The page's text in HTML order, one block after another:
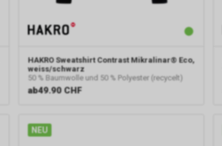
HAKRO Sweatshirt Contrast Mikralinar® Eco,
weiss/schwarz
50 % Baumwolle und 50 % Polyester (recycelt)
ab49.90 CHF
NEU